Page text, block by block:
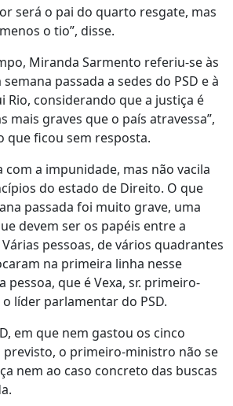
será o pai do quarto resgate, mas
o tio”, disse.
Miranda Sarmento referiu-se às
passada a sedes do PSD e à
Rio, considerando que a justiça é
mais graves que o país atravessa”,
que ficou sem resposta.
com a impunidade, mas não vacila
do estado de Direito. O que
passada foi muito grave, uma
devem ser os papéis entre a
pessoas, de vários quadrantes
na primeira linha nesse
pessoa, que é Vexa, sr. primeiro-
líder parlamentar do PSD.
em que nem gastou os cinco
o primeiro-ministro não se
nem ao caso concreto das buscas